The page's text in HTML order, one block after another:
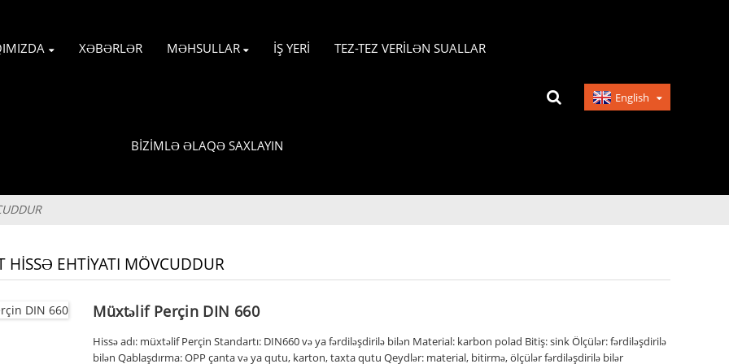
XƏBƏRLƏR MƏHSULLAR İŞ YERI TEZ-TEZ VERILƏN SUALLAR
BIZIMLƏ ƏLAQƏ SAXLAYIN
English
HISSƏ EHTIYATI MÖVCUDDUR
Müxtəlif Perçin DIN 660
Hissə adı: müxtəlif Perçin Standartı: DIN660 və ya fərdiləşdirilə bilən Material: karbon polad Bitiş: sink Ölçülər: fərdiləşdirilə
bilən Qablaşdırma: OPP çanta və ya qutu, karton, taxta qutu Qeydlər: material, bitirmə, ölçülər fərdiləşdirilə bilər